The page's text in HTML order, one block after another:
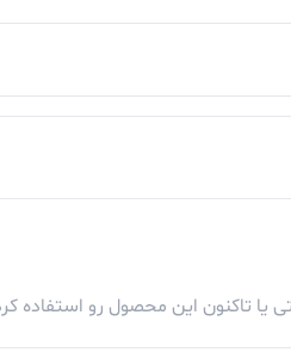
یا تاکنون این محصول رو استفاده